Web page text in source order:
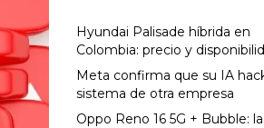
Hyundai Palisade híbrida en
Colombia: precio y
Meta confirma que su IA
sistema de otra empresa
Oppo Reno 16 5G + Bubble: